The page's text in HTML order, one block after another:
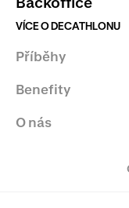
VÍCE O DECATHLONU
Příběhy
Benefity
O nás